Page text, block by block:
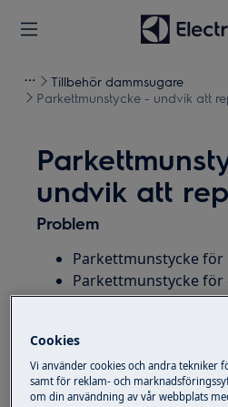
Tillbehör dammsugare
Parkettmunstycke - undvik att
undvik att
Problem
Parkettmunstycke
Parkettmunstycke
Hur undviker jag att
Cookies
Vi använder cookies och andra tekniker
samt för reklam- och
om din användning av vår webbplats